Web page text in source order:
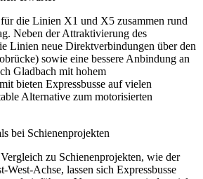
die Linien X1 und X5 zusammen rund
Neben der Attraktivierung des
Linien neue Direktverbindungen über den
sowie eine bessere Anbindung an
Gladbach mit hohem
bieten Expressbusse auf vielen
Alternative zum motorisierten
bei Schienenprojekten
zu Schienenprojekten, wie der
West-Achse, lassen sich Expressbusse